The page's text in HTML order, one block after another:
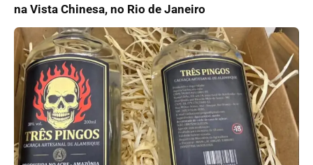
na Vista Chinesa, no Rio de Janeiro